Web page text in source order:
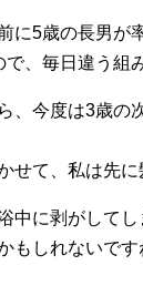
に5歳の長男が
、毎日違う組
、今度は3歳の
せて、私は先
中に剥がして
もしれないです